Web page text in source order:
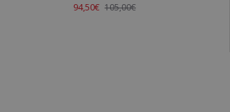
94,50€ 105,00€